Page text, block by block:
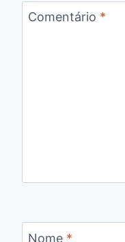
Comentário *
Nome *